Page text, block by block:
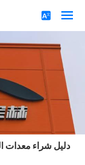
دليل شراء معدات